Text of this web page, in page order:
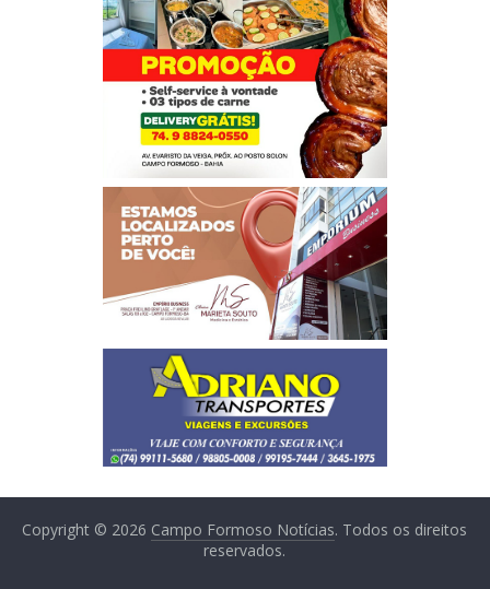
Copyright © 2026 Campo Formoso Notícias. Todos os direitos
reservados.